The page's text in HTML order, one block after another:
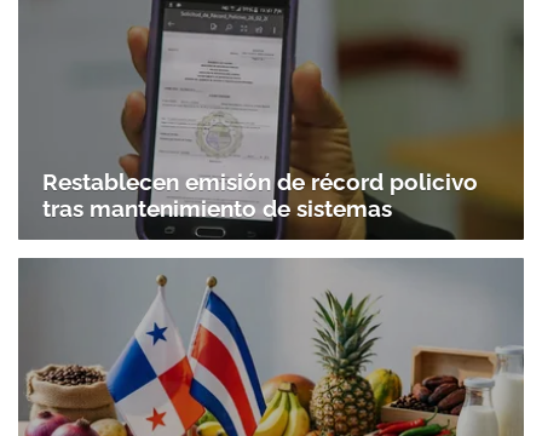
Restablecen emisión de récord policivo
tras mantenimiento de sistemas